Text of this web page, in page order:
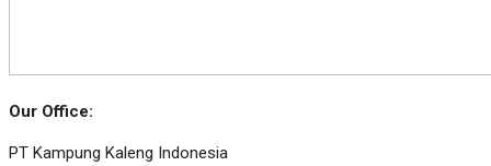
Our Office:
PT Kampung Kaleng Indonesia